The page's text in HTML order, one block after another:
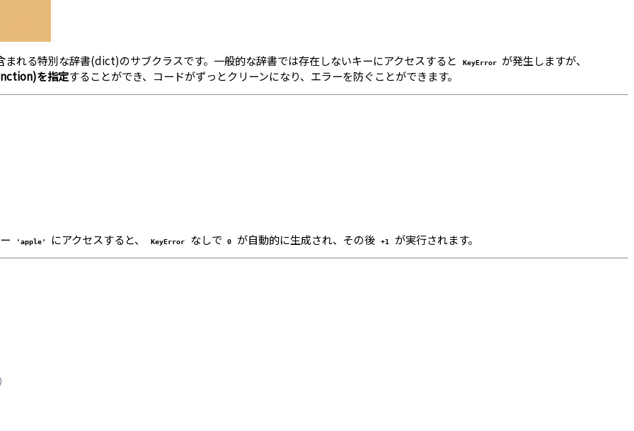
まれる特別な辞書(dict)のサブクラスです。一般的な辞書では存在しないキーにアクセスすると KeyError
が発生しますが、
を指定することができ、コードがずっとクリーンになり、エラーを防ぐことができます。
'apple' にアクセスすると、 KeyError なしで 0 が自動的に生成され、その後 +1 が実行されます。